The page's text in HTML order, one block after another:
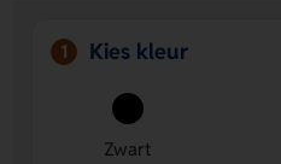
erbij, dus je hoeft niets
Handig en stijlvol in zwart.
afneembare polsbandje
Ruimte voor jouw opdruk.
ontwerp aanbrengen op
1 Kies kleur
Zwart